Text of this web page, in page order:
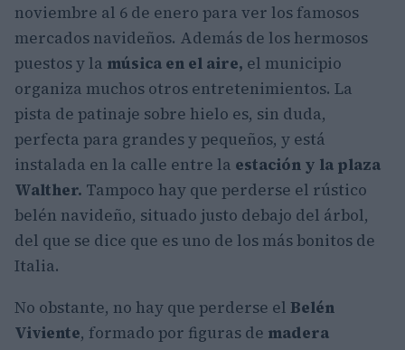
noviembre al 6 de enero para ver los famosos
mercados navideños. Además de los hermosos
puestos y la música en el aire, el municipio
organiza muchos otros entretenimientos. La
pista de patinaje sobre hielo es, sin duda,
perfecta para grandes y pequeños, y está
instalada en la calle entre la estación y la plaza
Walther. Tampoco hay que perderse el rústico
belén navideño, situado justo debajo del árbol,
del que se dice que es uno de los más bonitos de
Italia.
No obstante, no hay que perderse el Belén
Viviente, formado por figuras de madera